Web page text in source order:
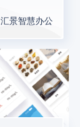
汇景智慧办公